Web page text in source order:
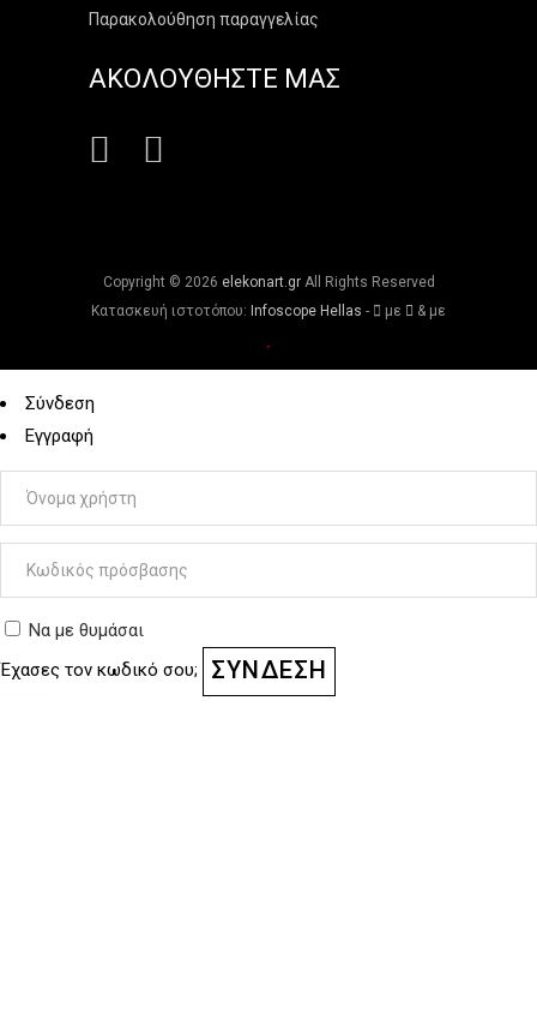
Παρακολούθηση παραγγελίας
ΑΚΟΛΟΥΘΗΣΤΕ ΜΑΣ
Copyright © 2026 elekonart.grAll Rights Reserved
Κατασκευή ιστοτόπου: Infoscope Hellas - με & με
Σύνδεση
Εγγραφή
Να με θυμάσαι
Έχασες τον κωδικό σου;
ΣΎΝΔΕΣΗ